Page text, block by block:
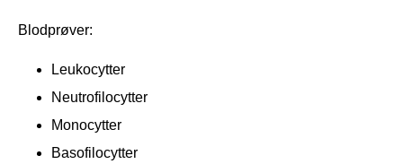
Blodprøver:
Leukocytter
Neutrofilocytter
Monocytter
Basofilocytter